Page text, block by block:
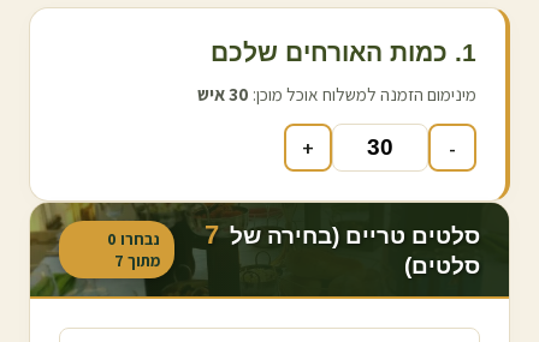
1. כמות האורחים שלכם
מינימום הזמנה למשלוח אוכל מוכן: 30איש
-
+
סלטים טריים (בחירה של 7
סלטים)
נבחרו 0
מתוך 7